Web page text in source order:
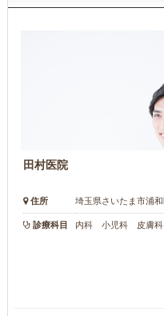
田村医院
住所 埼玉県さいたま市浦
診療科目 内科 小児科 皮膚科